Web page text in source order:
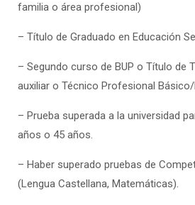
familia o área profesional)
– Título de Graduado en Educación
– Segundo curso de BUP o Título de
auxiliar o Técnico Profesional Básico/
– Prueba superada a la universidad
años o 45 años.
– Haber superado pruebas de
(Lengua Castellana, Matemáticas).